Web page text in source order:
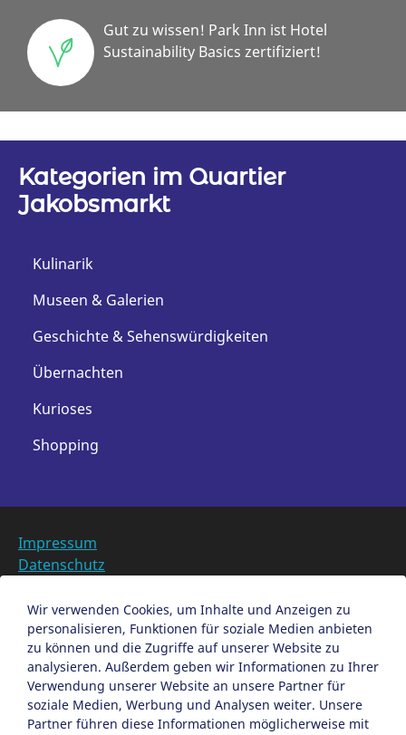
Gut zu wissen! Park Inn ist Hotel
Sustainability Basics zertifiziert!
Kategorien im Quartier
Jakobsmarkt
Kulinarik
Museen & Galerien
Geschichte & Sehenswürdigkeiten
Übernachten
Kurioses
Shopping
Impressum
Datenschutz
Datenschutzeinstellungen anpassen
EN
Ein Projekt der Congress- und Tourismus-Zentrale
Nürnberg
Wir verwenden Cookies, um Inhalte und Anzeigen zu
personalisieren, Funktionen für soziale Medien anbieten
zu können und die Zugriffe auf unserer Website zu
analysieren. Außerdem geben wir Informationen zu Ihrer
Verwendung unserer Website an unsere Partner für
soziale Medien, Werbung und Analysen weiter. Unsere
Partner führen diese Informationen möglicherweise mit